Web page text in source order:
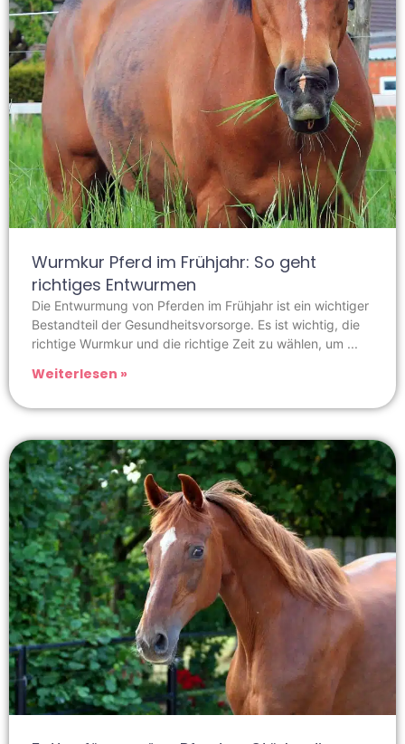
Wurmkur Pferd im Frühjahr: So geht
richtiges Entwurmen
Die Entwurmung von Pferden im Frühjahr ist ein wichtiger
Bestandteil der Gesundheitsvorsorge. Es ist wichtig, die
richtige Wurmkur und die richtige Zeit zu wählen, um
Weiterlesen »